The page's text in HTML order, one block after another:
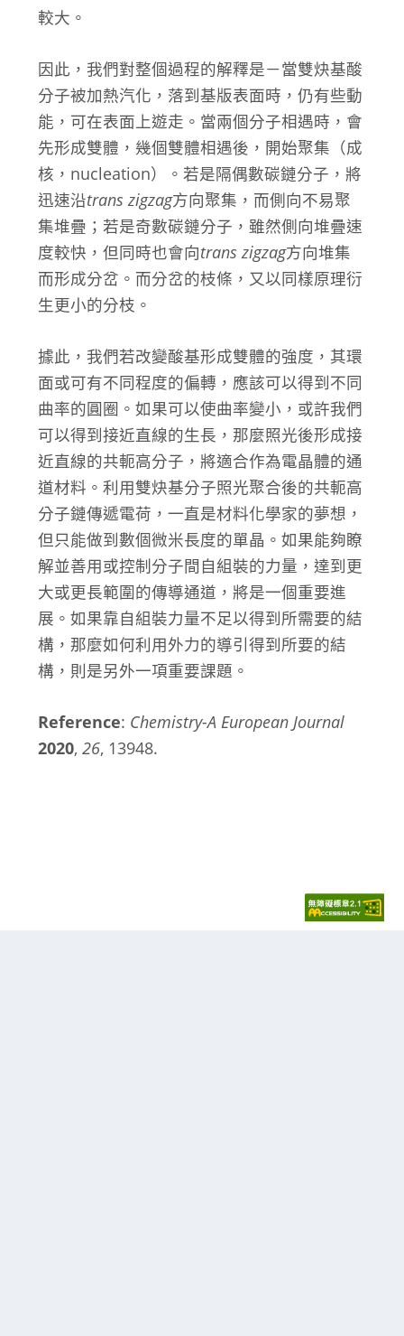
較大。
因此，我們對整個過程的解釋是－當雙炔基酸
分子被加熱汽化，落到基版表面時，仍有些動
能，可在表面上遊走。當兩個分子相遇時，會
先形成雙體，幾個雙體相遇後，開始聚集（成
核，nucleation）。若是隔偶數碳鏈分子，將
迅速沿trans zigzag方向聚集，而側向不易聚
集堆疊；若是奇數碳鏈分子，雖然側向堆疊速
度較快，但同時也會向trans zigzag方向堆集
而形成分岔。而分岔的枝條，又以同樣原理衍
生更小的分枝。
據此，我們若改變酸基形成雙體的強度，其環
面或可有不同程度的偏轉，應該可以得到不同
曲率的圓圈。如果可以使曲率變小，或許我們
可以得到接近直線的生長，那麼照光後形成接
近直線的共軛高分子，將適合作為電晶體的通
道材料。利用雙炔基分子照光聚合後的共軛高
分子鏈傳遞電荷，一直是材料化學家的夢想，
但只能做到數個微米長度的單晶。如果能夠瞭
解並善用或控制分子間自組裝的力量，達到更
大或更長範圍的傳導通道，將是一個重要進
展。如果靠自組裝力量不足以得到所需要的結
構，那麼如何利用外力的導引得到所要的結
構，則是另外一項重要課題。
Reference: Chemistry-A European Journal
2020,26, 13948.